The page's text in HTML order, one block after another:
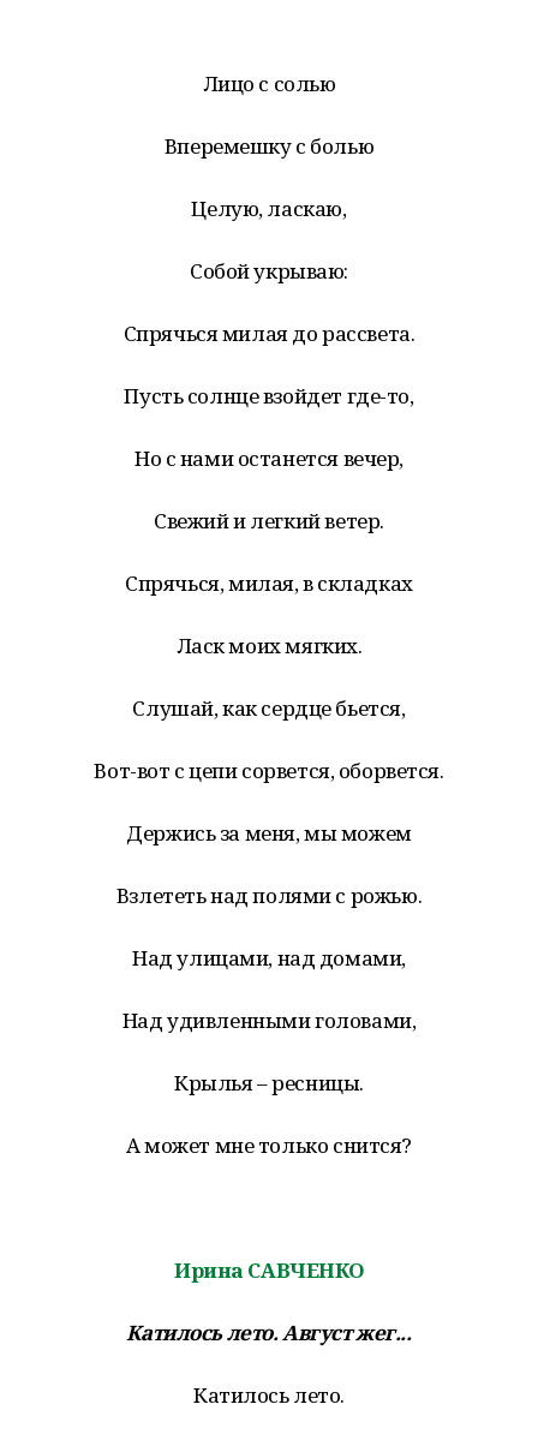
Лицо с солью
Вперемешку с болью
Целую, ласкаю,
Собой укрываю:
Спрячься милая до рассвета.
Пусть солнце взойдет где-то,
Но с нами останется вечер,
Свежий и легкий ветер.
Спрячься, милая, в складках
Ласк моих мягких.
Слушай, как сердце бьется,
Вот-вот с цепи сорвется, оборвется.
Держись за меня, мы можем
Взлететь над полями с рожью.
Над улицами, над домами,
Над удивленными головами,
Крылья – ресницы.
А может мне только снится?
Ирина САВЧЕНКО
Катилось лето. Август жег...
Катилось лето.